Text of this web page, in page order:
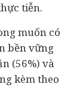
tiễn.
muốn có
bền vững
(56%) và
kèm theo